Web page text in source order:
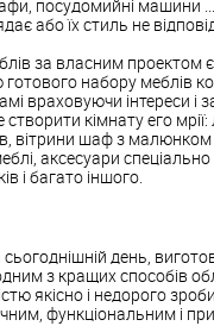
посудомийні машини
або їх стиль не
за власним проектом
набору меблів
враховуючи інтереси і
кімнату его мрії:
вітрини шаф з малюнком
аксесуари спеціально
і багато іншого.
день,
з кращих способів
якісно і недорого
функціональним і